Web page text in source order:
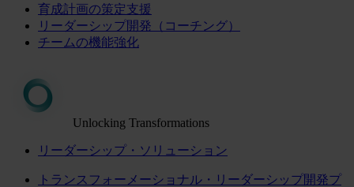
育成計画の策定支援
リーダーシップ開発（コーチング）
チームの機能強化
Unlocking Transformations
リーダーシップ・ソリューション
トランスフォーメーショナル・リーダーシップ開発プ